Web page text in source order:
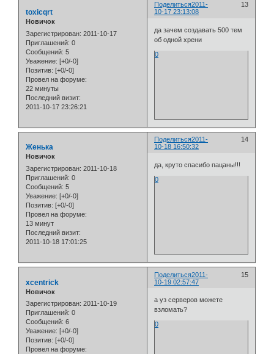
Поделиться 13
2011-
10-17 23:13:08
toxicqrt
Новичок
Зарегистрирован: 2011-10-17
Приглашений: 0
Сообщений: 5
Уважение: [+0/-0]
Позитив: [+0/-0]
Провел на форуме:
22 минуты
Последний визит:
2011-10-17 23:26:21
да зачем создавать 500 тем
об одной хрени
0
Поделиться 14
2011-
10-18 16:50:32
Женька
Новичок
Зарегистрирован: 2011-10-18
Приглашений: 0
Сообщений: 5
Уважение: [+0/-0]
Позитив: [+0/-0]
Провел на форуме:
13 минут
Последний визит:
2011-10-18 17:01:25
да, круто спасибо пацаны!!!
0
Поделиться 15
2011-
10-19 02:57:47
xcentrick
Новичок
Зарегистрирован: 2011-10-19
Приглашений: 0
Сообщений: 6
Уважение: [+0/-0]
Позитив: [+0/-0]
Провел на форуме:
а уз серверов можете
взломать?
0